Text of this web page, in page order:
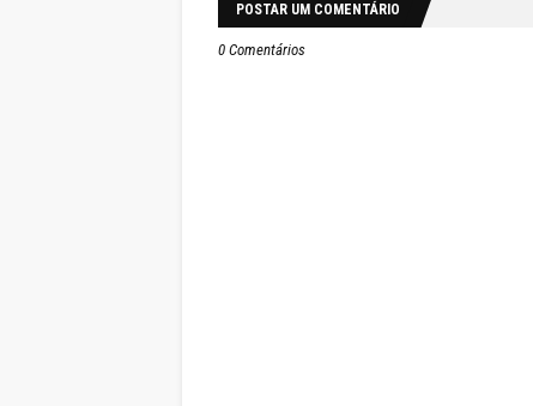
POSTAR UM COMENTÁRIO
0 Comentários